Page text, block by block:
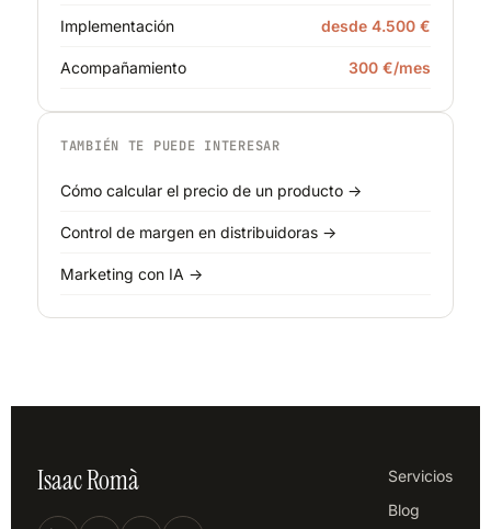
Implementación desde 4.500 €
Acompañamiento 300 €/mes
TAMBIÉN TE PUEDE INTERESAR
Cómo calcular el precio de un producto →
Control de margen en distribuidoras →
Marketing con IA →
Isaac Romà
Servicios
Blog